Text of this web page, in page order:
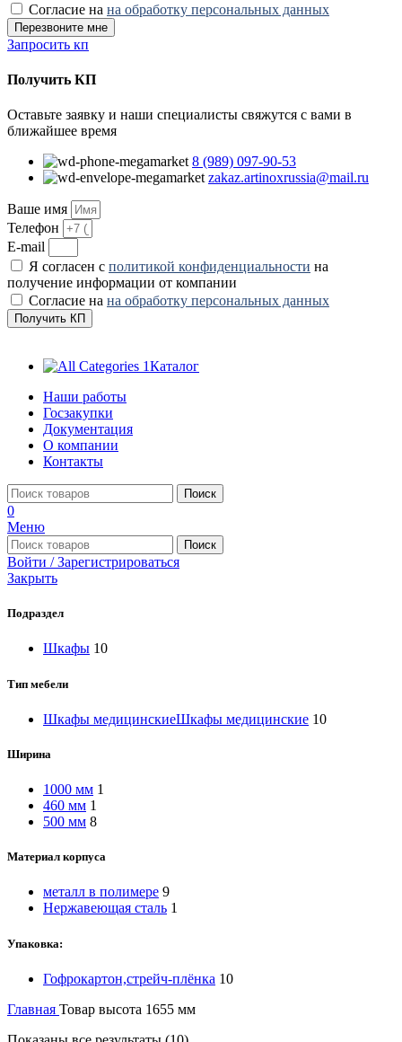
Согласие на на обработку персональных данных
Перезвоните мне
Запросить кп
Получить КП
Оставьте заявку и наши специалисты свяжутся с вами в
ближайшее время
8 (989) 097-90-53
zakaz.artinoxrussia@mail.ru
Ваше имя
Телефон
E-mail
Я согласен с политикой конфиденциальности на
получение информации от компании
Согласие на на обработку персональных данных
Получить КП
Каталог
Наши работы
Госзакупки
Документация
О компании
Контакты
Поиск
0
Меню
Поиск
Войти / Зарегистрироваться
Закрыть
Подраздел
Шкафы 10
Тип мебели
Шкафы медицинскиеШкафы медицинские 10
Ширина
1000 мм 1
460 мм 1
500 мм 8
Материал корпуса
металл в полимере 9
Нержавеющая сталь 1
Упаковка:
Гофрокартон,стрейч-плёнка 10
Главная Товар высота 1655 мм